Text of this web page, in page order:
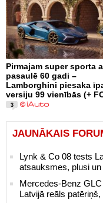
Pirmajam super sporta
pasaulē 60 gadi –
Lamborghini piesaka
versiju 99 vienībās (+
3
JAUNĀKAIS
Lynk & Co 08 tests
atsauksmes, plusi
Mercedes-Benz
Latvijā reāls